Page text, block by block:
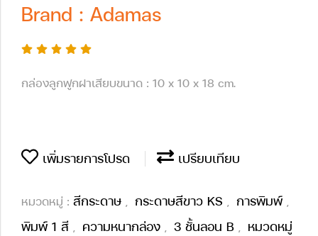
Brand : Adamas
กล่องลูกฟูกฝาเสียบขนาด : 10 x 10 x 18 cm.
เพิ่มรายการโปรด เปรียบเทียบ
หมวดหมู่ : สีกระดาษ , กระดาษสีขาว KS , การพิมพ์ ,
พิมพ์ 1 สี , ความหนากล่อง , 3 ชั้นลอน B , หมวดหมู่